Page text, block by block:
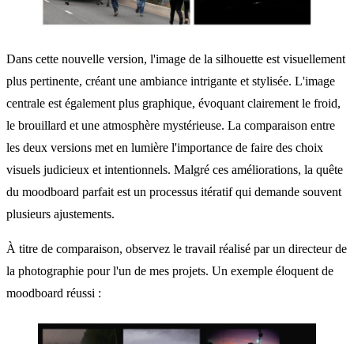
Dans cette nouvelle version, l'image de la silhouette est visuellement
plus pertinente, créant une ambiance intrigante et stylisée. L'image
centrale est également plus graphique, évoquant clairement le froid,
le brouillard et une atmosphère mystérieuse. La comparaison entre
les deux versions met en lumière l'importance de faire des choix
visuels judicieux et intentionnels. Malgré ces améliorations, la quête
du moodboard parfait est un processus itératif qui demande souvent
plusieurs ajustements.
À titre de comparaison, observez le travail réalisé par un directeur de
la photographie pour l'un de mes projets. Un exemple éloquent de
moodboard réussi :